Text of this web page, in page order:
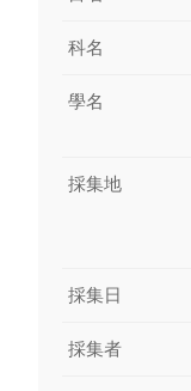
科名
學名
採集地
採集日
採集者